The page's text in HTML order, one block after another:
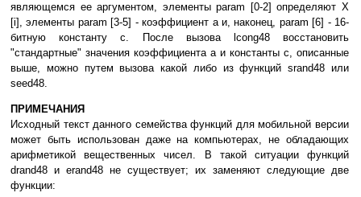
являющемся ее аргументом, элементы param [0-2] определяют X
[i], элементы param [3-5] - коэффициент a и, наконец, param [6] - 16-
битную константу c. После вызова lcong48 восстановить
"стандартные" значения коэффициента a и константы c, описанные
выше, можно путем вызова какой либо из функций srand48 или
seed48.
ПРИМЕЧАНИЯ
Исходный текст данного семейства функций для мобильной версии
может быть использован даже на компьютерах, не обладающих
арифметикой вещественных чисел. В такой ситуации функций
drand48 и erand48 не существует; их заменяют следующие две
функции: